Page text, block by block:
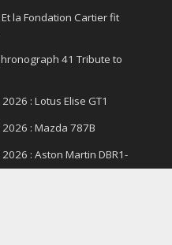
la Fondation Cartier fit
41 Tribute to
: Lotus Elise GT1
: Mazda 787B
: Aston Martin DBR1-